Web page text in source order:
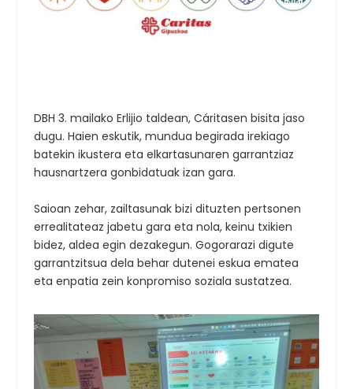
DBH 3. mailako Erlijio taldean, Cáritasen bisita jaso
dugu. Haien eskutik, mundua begirada irekiago
batekin ikustera eta elkartasunaren garrantziaz
hausnartzera gonbidatuak izan gara.
Saioan zehar, zailtasunak bizi dituzten pertsonen
errealitateaz jabetu gara eta nola, keinu txikien
bidez, aldea egin dezakegun. Gogorarazi digute
garrantzitsua dela behar dutenei eskua ematea
eta enpatia zein konpromiso soziala sustatzea.